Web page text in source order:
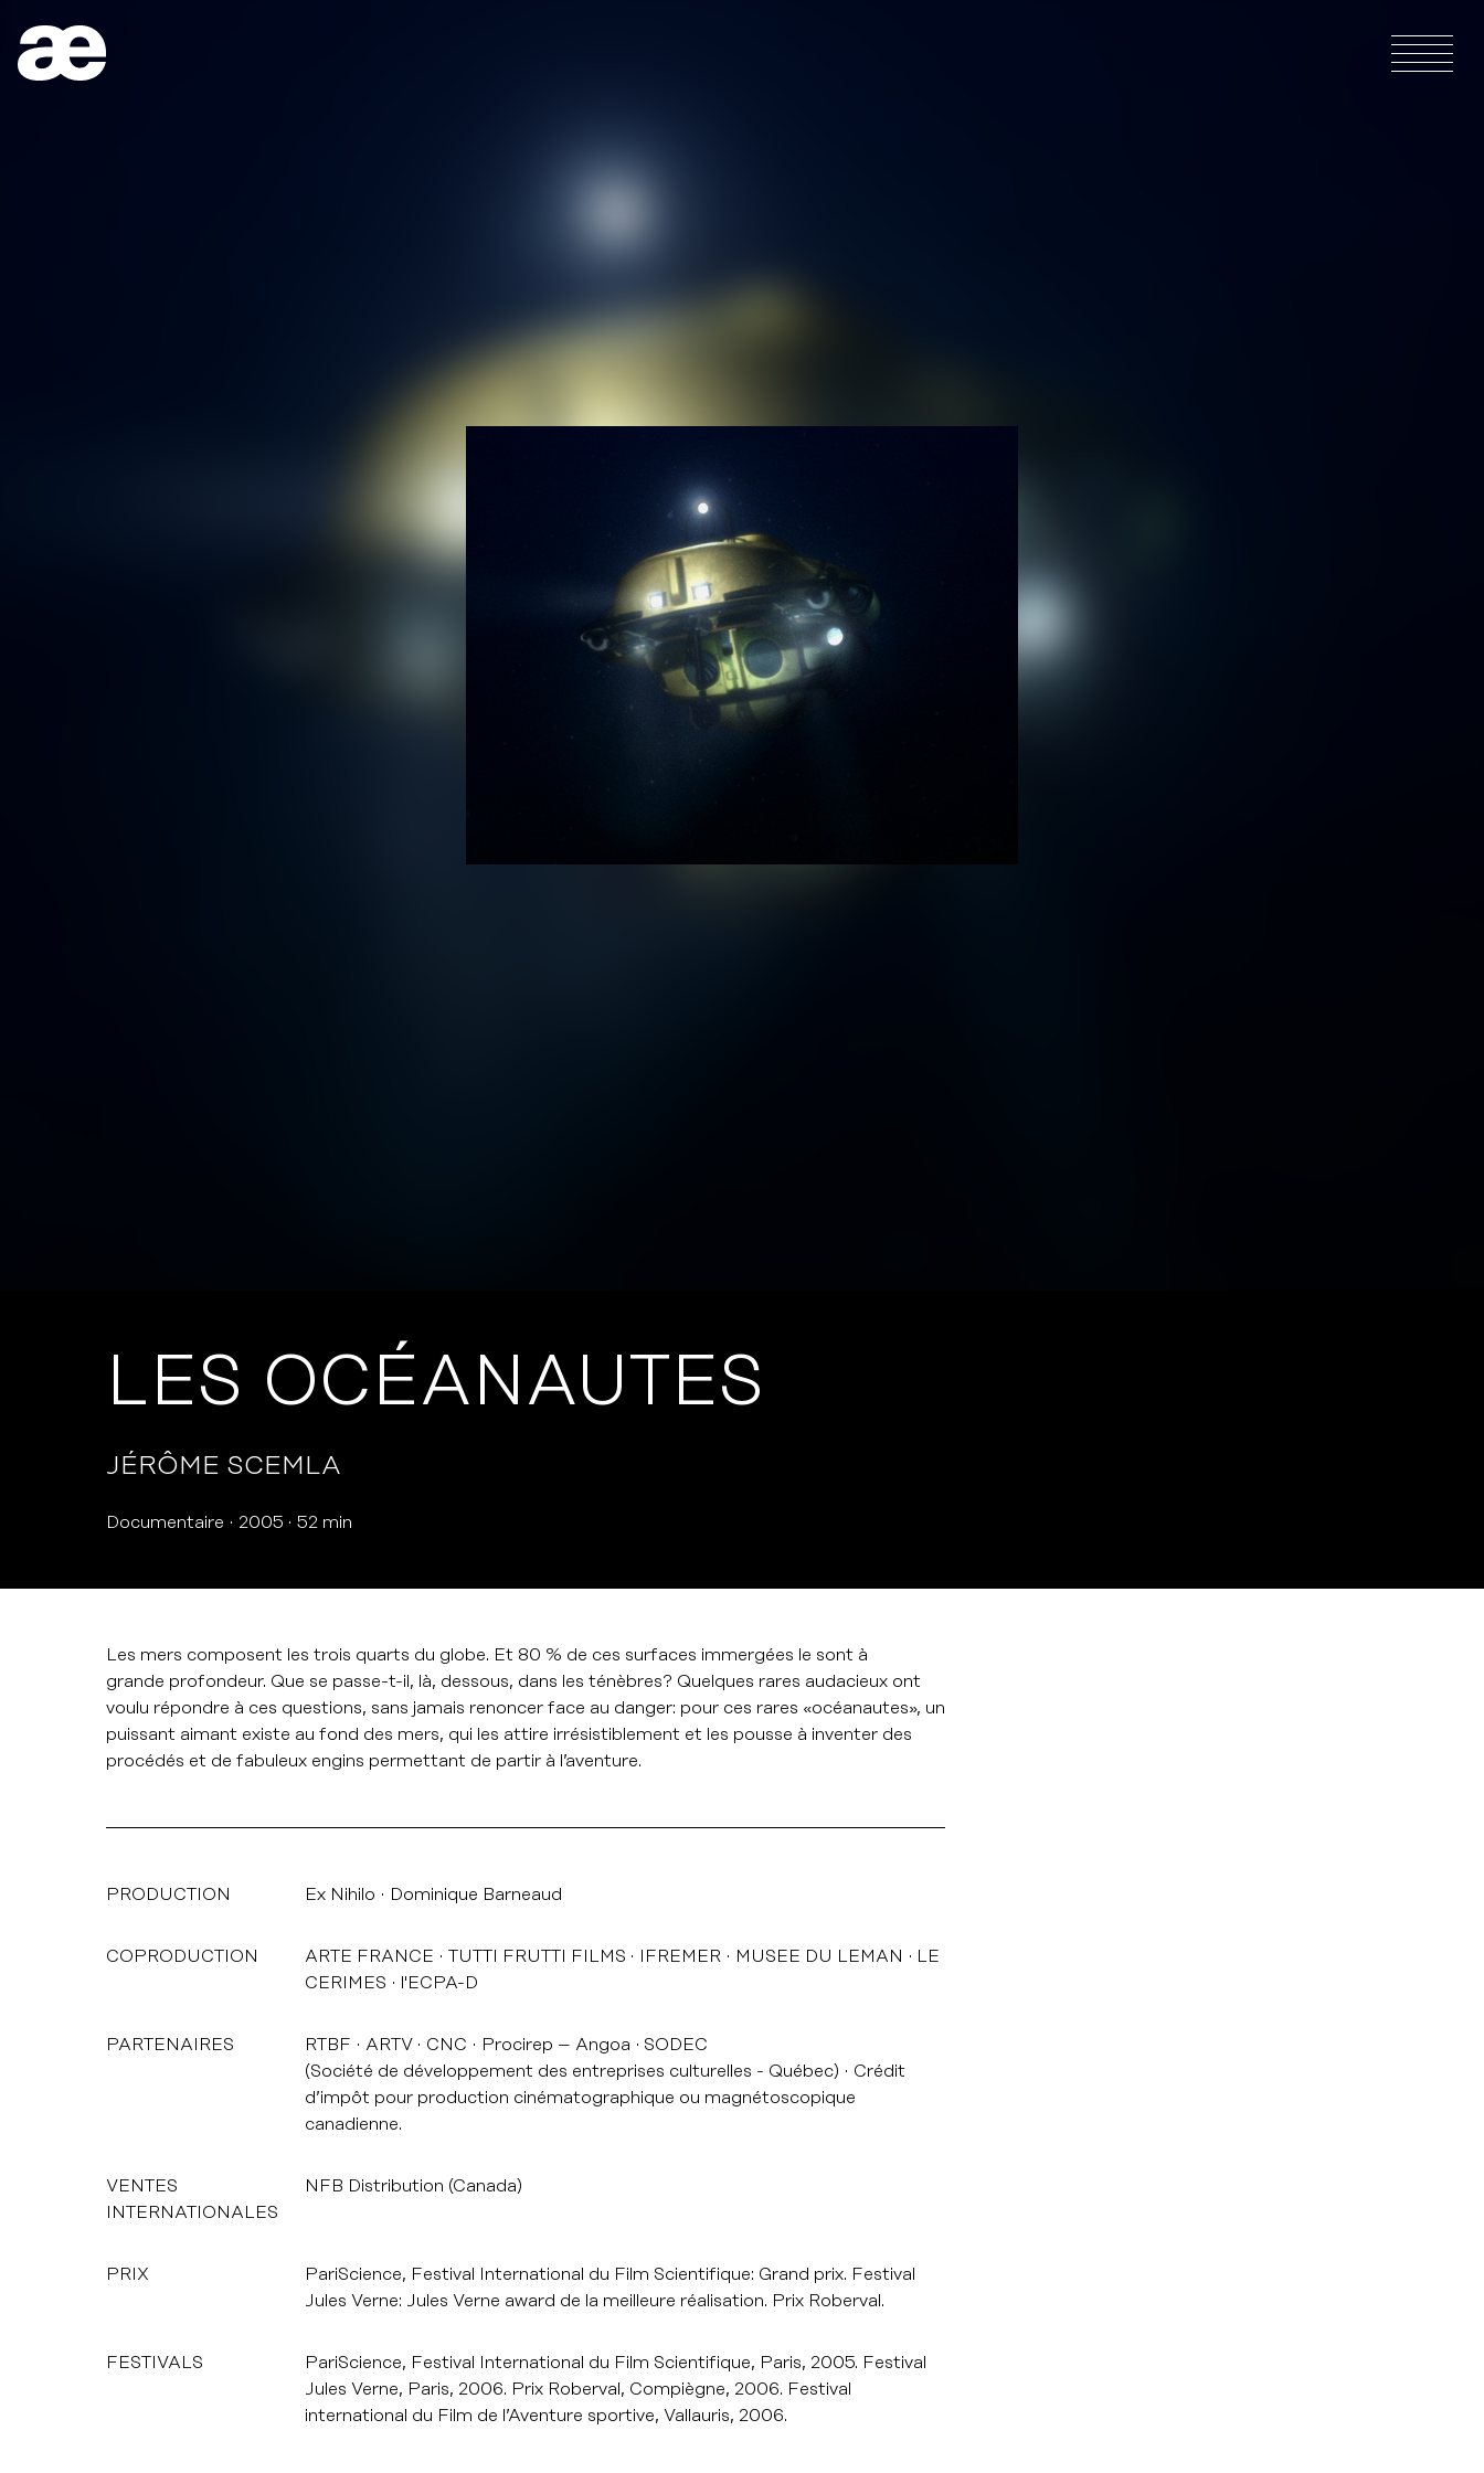
ACCUEIL
LES OCÉANAUTES
JÉRÔME SCEMLA
Documentaire 2005 52 min
Les mers composent les trois quarts du globe. Et 80 % de ces surfaces immergées le sont à
grande profondeur. Que se passe-t-il, là, dessous, dans les ténèbres? Quelques rares audacieux ont
voulu répondre à ces questions, sans jamais renoncer face au danger: pour ces rares «océanautes», un
puissant aimant existe au fond des mers, qui les attire irrésistiblement et les pousse à inventer des
procédés et de fabuleux engins permettant de partir à l’aventure.
PRODUCTION Ex Nihilo Dominique Barneaud
COPRODUCTION ARTE FRANCE TUTTI FRUTTI FILMS IFREMER MUSEE DU LEMAN
LE
CERIMES
l'ECPA-D
PARTENAIRES RTBF ARTV CNC Procirep – Angoa
SODEC
(Société de développement des entreprises culturelles - Québec)
Crédit
d’impôt pour production cinématographique ou magnétoscopique
canadienne.
VENTES
INTERNATIONALES
NFB Distribution (Canada)
PRIX
PariScience, Festival International du Film Scientifique: Grand prix. Festival
Jules Verne: Jules Verne award de la meilleure réalisation. Prix Roberval.
FESTIVALS
PariScience, Festival International du Film Scientifique, Paris, 2005. Festival
Jules Verne, Paris, 2006. Prix Roberval, Compiègne, 2006. Festival
international du Film de l’Aventure sportive, Vallauris, 2006.